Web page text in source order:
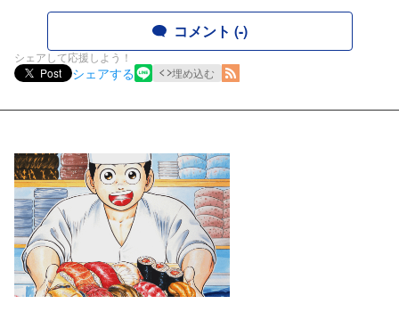
コメント (-)
シェアして応援しよう！
Post
シェアする 埋め込む